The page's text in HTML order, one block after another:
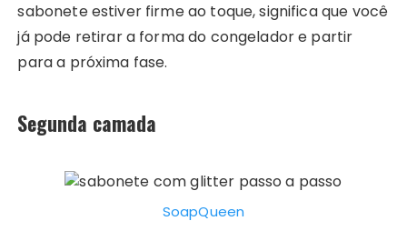
sabonete estiver firme ao toque, significa que você
já pode retirar a forma do congelador e partir
para a próxima fase.
Segunda camada
SoapQueen